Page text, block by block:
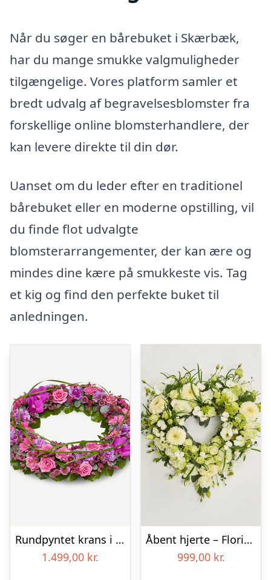
Når du søger en bårebuket i Skærbæk,
har du mange smukke valgmuligheder
tilgængelige. Vores platform samler et
bredt udvalg af begravelsesblomster fra
forskellige online blomsterhandlere, der
kan levere direkte til din dør.
Uanset om du leder efter en traditionel
bårebuket eller en moderne opstilling, vil
du finde flot udvalgte
blomsterarrangementer, der kan ære og
mindes dine kære på smukkeste vis. Tag
et kig og find den perfekte buket til
anledningen.
Rundpyntet krans i klassisk stil – pink
1.499,00 kr.
Åbent hjerte – Floristens kreative valg
999,00 kr.